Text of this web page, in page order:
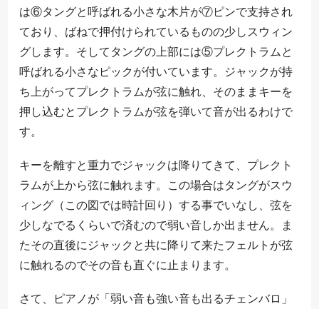
は⑥タングと呼ばれる小さな木片が⑦ピンで支持され
ており、ばねで押付けられているものの少しスウィン
グします。そしてタングの上部には⑤プレクトラムと
呼ばれる小さなピックが付いています。ジャックが持
ち上がってプレクトラムが弦に触れ、そのままキーを
押し込むとプレクトラムが弦を弾いて音が出るわけで
す。
キーを離すと重力でジャックは降りてきて、プレクト
ラムが上から弦に触れます。この場合はタングがスウ
ィング（この図では時計回り）する事でいなし、弦を
少しなでるくらいで済むので弱い音しか出ません。ま
たその直後にジャックと共に降りて来たフェルトが弦
に触れるのでその音も直ぐに止まります。
さて、ピアノが「弱い音も強い音も出るチェンバロ」